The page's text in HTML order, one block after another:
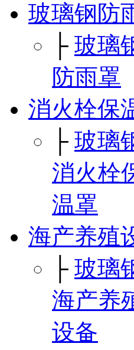
玻璃钢防
├ 玻璃
防雨罩
消火栓保
├ 玻璃
消火栓
温罩
海产养殖
├ 玻璃
海产养
设备